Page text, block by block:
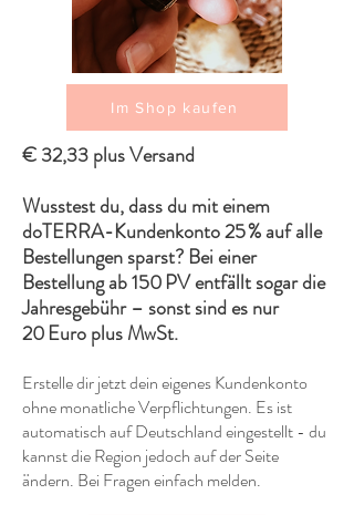
Im Shop kaufen
€ 32,33 plus Versand
Wusstest du, dass du mit einem
doTERRA-Kundenkonto 25 % auf alle
Bestellungen sparst? Bei einer
Bestellung ab 150 PV entfällt sogar die
Jahresgebühr – sonst sind es nur
20 Euro plus MwSt.
Erstelle dir jetzt dein eigenes Kundenkonto
ohne monatliche Verpflichtungen. Es ist
automatisch auf Deutschland eingestellt - du
kannst die Region jedoch auf der Seite
ändern. Bei Fragen einfach melden.